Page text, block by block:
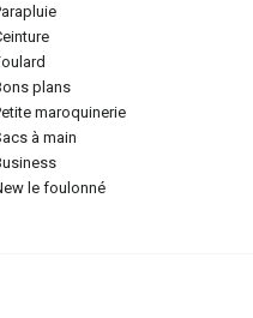
parapluie
ceinture
foulard
bons plans
petite maroquinerie
sacs à main
business
new le foulonné